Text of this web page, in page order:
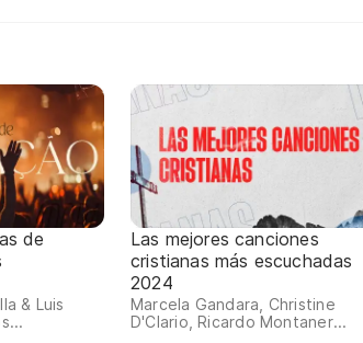
de
& Luis
Las mejores canciones
cristianas más escuchadas
2024
Marcela Gandara, Christine
D'Clario, Ricardo Montaner...